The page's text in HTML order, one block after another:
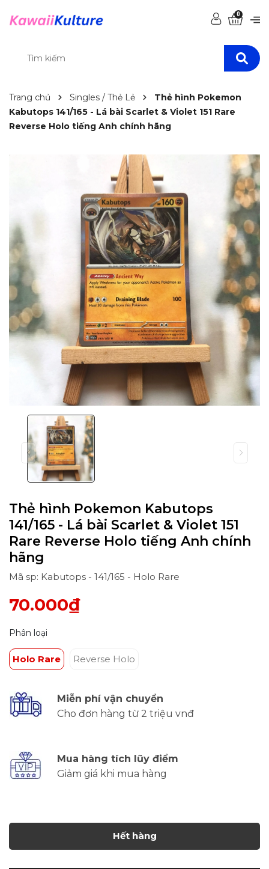
0
Trang chủ Singles / Thẻ Lẻ
Thẻ hình Pokemon
Kabutops 141/165 - Lá bài Scarlet & Violet 151 Rare
Reverse Holo tiếng Anh chính hãng
Thẻ hình Pokemon Kabutops
141/165 - Lá bài Scarlet & Violet 151
Rare Reverse Holo tiếng Anh chính
hãng
Mã sp: Kabutops - 141/165 - Holo Rare
70.000₫
Phân loại
Holo Rare Reverse Holo
Miễn phí vận chuyển
Cho đơn hàng từ 2 triệu vnđ
Mua hàng tích lũy điểm
Giảm giá khi mua hàng
Hết hàng